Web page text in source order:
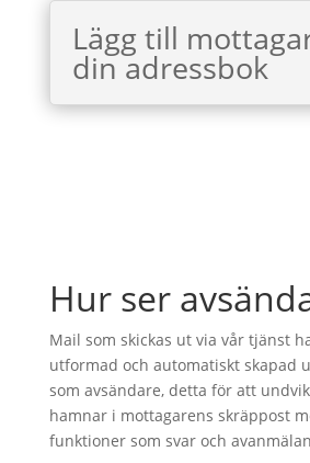
Lägg till
din adressbok
Hur ser
Mail som skickas ut via vår tjänst
utformad och automatiskt skapad
som avsändare, detta för att
hamnar i mottagarens skräppost
funktioner som svar och